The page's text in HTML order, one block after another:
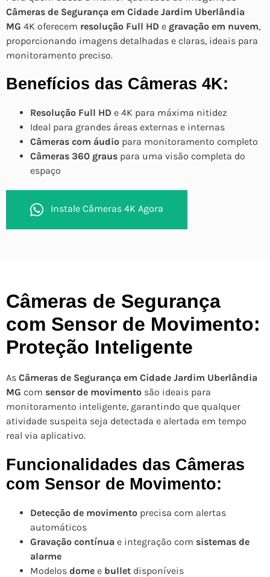
Câmeras de Segurança em Cidade Jardim Uberlândia
MG 4K oferecem resolução Full HD e gravação em nuvem,
proporcionando imagens detalhadas e claras, ideais para
monitoramento preciso.
Benefícios das Câmeras 4K:
Resolução Full HD e 4K para máxima nitidez
Ideal para grandes áreas externas e internas
Câmeras com áudio para monitoramento completo
Câmeras 360 graus para uma visão completa do
espaço
Instale Câmeras 4K Agora
Câmeras de Segurança
com Sensor de Movimento:
Proteção Inteligente
As Câmeras de Segurança em Cidade Jardim Uberlândia
MG com sensor de movimento são ideais para
monitoramento inteligente, garantindo que qualquer
atividade suspeita seja detectada e alertada em tempo
real via aplicativo.
Funcionalidades das Câmeras
com Sensor de Movimento:
Detecção de movimento precisa com alertas
automáticos
Gravação contínua e integração com sistemas de
alarme
Modelos dome e bullet disponíveis